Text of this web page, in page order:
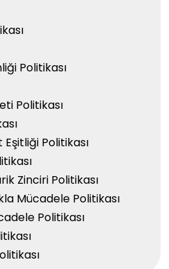
Politikası
Politikası
Politikası
Zinciri Politikası
Mücadele Politikası
Politikası